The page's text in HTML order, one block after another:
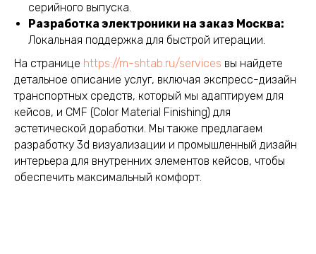
серийного выпуска.
Разработка электроники на заказ Москва:
Локальная поддержка для быстрой итерации.
На странице https://m-shtab.ru/services вы найдете
детальное описание услуг, включая экспресс-дизайн
транспортных средств, который мы адаптируем для
кейсов, и CMF (Color Material Finishing) для
эстетической доработки. Мы также предлагаем
разработку 3d визуализации и промышленный дизайн
интерьера для внутренних элементов кейсов, чтобы
обеспечить максимальный комфорт.